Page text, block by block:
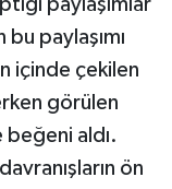
paylaşımlar
bu paylaşımı
içinde çekilen
görülen
aldı.
ön